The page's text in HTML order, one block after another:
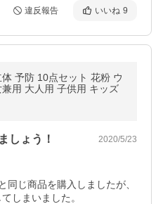
違反報告 いいね 9
予防 10点セット 花粉 ウ
用 大人用 子供用 キッズ
しょう！ 2020/5/23
同じ商品を購入しましたが、
しまいました。